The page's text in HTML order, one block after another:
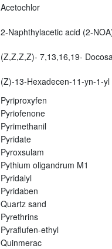
Acetochlor
2-Naphthylacetic acid (2-
(Z,Z,Z,Z)- 7,13,16,19-
(Z)-13-Hexadecen-11-yn-1-yl
Pyriproxyfen
Pyriofenone
Pyrimethanil
Pyridate
Pyroxsulam
Pythium oligandrum M1
Pyridalyl
Pyridaben
Quartz sand
Pyrethrins
Pyraflufen-ethyl
Quinmerac